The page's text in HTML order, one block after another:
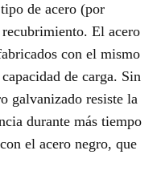
de acero (por
El acero
con el mismo
de carga. Sin
galvanizado resiste la
durante más tiempo
el acero negro, que